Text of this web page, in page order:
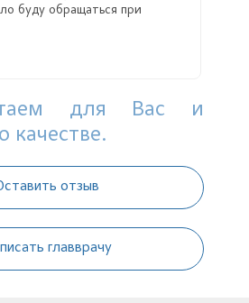
буду обращаться при
для Вас и
качестве.
отзыв
главврачу